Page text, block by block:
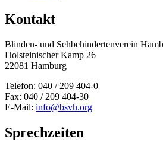
Kontakt
Blinden- und Sehbehinderten­verein
Holsteinischer Kamp 26
22081 Hamburg
Telefon: 040 / 209 404-0
Fax: 040 / 209 404-30
E-Mail: info@bsvh.org
Sprechzeiten